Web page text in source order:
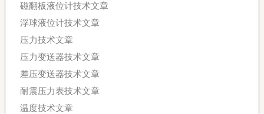
磁翻板液位计技术文章
浮球液位计技术文章
压力技术文章
压力变送器技术文章
差压变送器技术文章
耐震压力表技术文章
温度技术文章